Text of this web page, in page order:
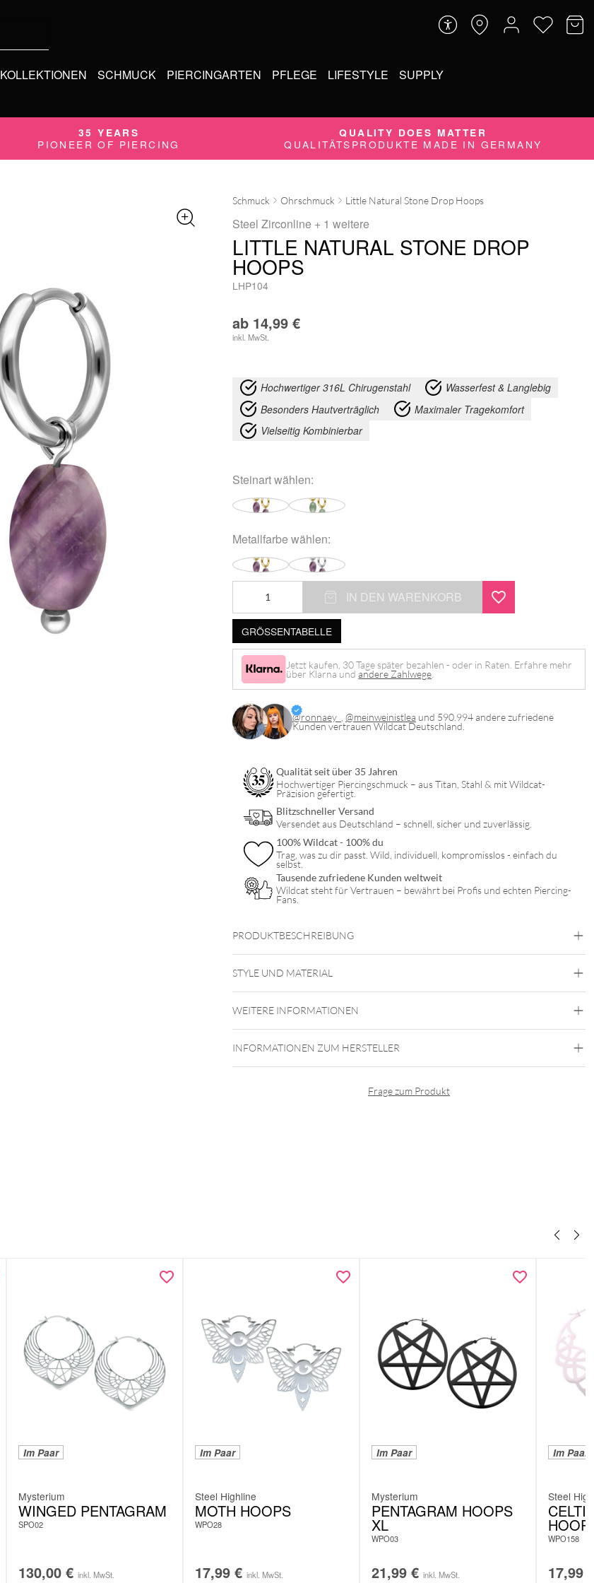
KOLLEKTIONEN SCHMUCK PIERCINGARTEN PFLEGE LIFESTYLE SUPPLY
35 YEARS
PIONEER OF PIERCING
QUALITY DOES MATTER
QUALITÄTSPRODUKTE MADE IN GERMANY
Schmuck Ohrschmuck Little Natural Stone Drop Hoops
Steel Zirconline + 1 weitere
LITTLE NATURAL STONE DROP
HOOPS
LHP104
ab 14,99 €
inkl. MwSt.
Hochwertiger 316L Chirugenstahl
Wasserfest & Langlebig
Besonders Hautverträglich
Maximaler Tragekomfort
Vielseitig Kombinierbar
Steinartwählen:
Metallfarbe wählen:
Stone
Drop
Hoops
Menge
IN DEN WARENKORB
GRÖSSENTABELLE
Jetzt kaufen, 30 Tage später bezahlen - oder in Raten. Erfahre mehr
über Klarna undandere Zahlwege
@ronnaey_ @meinweinistlea und 590.994 andere zufriedene
Kunden vertrauen Wildcat Deutschland.
Qualität seit über 35 Jahren
Hochwertiger Piercingschmuck – aus Titan, Stahl & mit Wildcat-
Präzision gefertigt.
Blitzschneller Versand
Versendet aus Deutschland – schnell, sicher und zuverlässig.
100% Wildcat - 100% du
Trag, was zu dir passt. Wild, individuell, kompromisslos - einfach du
selbst.
Tausende zufriedene Kunden weltweit
Wildcat steht für Vertrauen – bewährt bei Profis und echten Piercing-
Fans.
PRODUKTBESCHREIBUNG
STYLE UND MATERIAL
Chirurgenstahl 316L
Gold Silber
Ohr
WEITERE INFORMATIONEN
INFORMATIONEN ZUM HERSTELLER
Frage zum Produkt
Im Paar
Mysterium
WINGED PENTAGRAM
SPO02
130,00 € inkl. MwSt.
Im Paar
Steel Highline
MOTH HOOPS
WPO28
17,99 € inkl. MwSt.
Im Paar
Mysterium
PENTAGRAM HOOPS
XL
WPO03
21,99 € inkl. MwSt.
Im Paar
Steel
WPO158
17,99